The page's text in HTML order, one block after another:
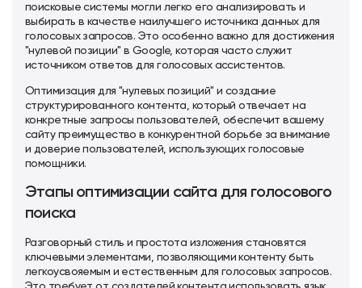
поисковые системы могли легко его анализировать и
выбирать в качестве наилучшего источника данных для
голосовых запросов. Это особенно важно для достижения
"нулевой позиции" в Google, которая часто служит
источником ответов для голосовых ассистентов.
Оптимизация для "нулевых позиций" и создание
структурированного контента, который отвечает на
конкретные запросы пользователей, обеспечит вашему
сайту преимущество в конкурентной борьбе за внимание
и доверие пользователей, использующих голосовые
помощники.
Этапы оптимизации сайта для голосового
поиска
Разговорный стиль и простота изложения становятся
ключевыми элементами, позволяющими контенту быть
легкоусвояемым и естественным для голосовых запросов.